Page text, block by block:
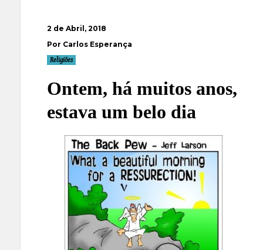
2 de Abril, 2018
Por Carlos Esperança
Religiões
Ontem, há muitos anos,
estava um belo dia